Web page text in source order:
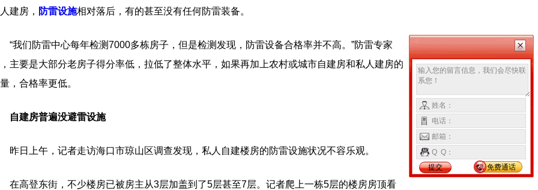
建房， 防雷设施相对落后，有的甚至没有任何防雷装备。
们防雷中心每年检测7000多栋房子，但是检测发现，防雷设备合格率并不高。”防雷专家
主要是大部分老房子得分率低，拉低了整体水平，如果再加上农村或城市自建房和私人建房的
，合格率更低。
自建房普遍没避雷设施
日上午，记者走访海口市琼山区调查发现，私人自建楼房的防雷设施状况不容乐观。
高登东街，不少楼房已被房主从3层加盖到了5层甚至7层。记者爬上一栋5层的楼房房顶看
姓名：
电话：
邮箱：
Q Q：
提交
免费通话